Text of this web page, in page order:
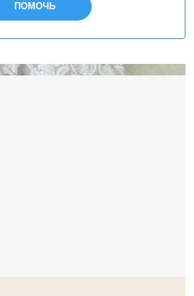
ПОМОЧЬ